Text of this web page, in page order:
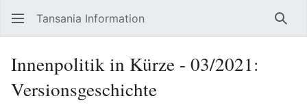
Tansania Information
Innenpolitik in Kürze - 03/2021:
Versionsgeschichte